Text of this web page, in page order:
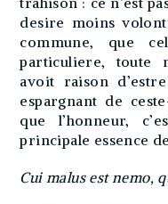
desire moins
commune, que
particuliere, toute
avoit raison
espargnant de
que l’honneur,
principale essence
Cui malus est nemo,